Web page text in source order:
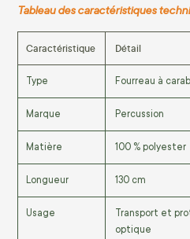
Tableau des caractéristiques
Caractéristique Détail
Type Fourreau à
Marque Percussion
Matière 100 % polyester
Longueur 130 cm
Usage
Transport et
optique